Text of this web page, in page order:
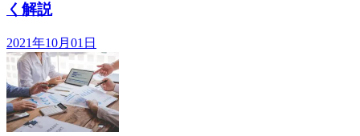
く解説
2021年10月01日